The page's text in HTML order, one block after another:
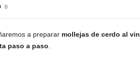
0
a preparar mollejas de cerdo al
paso a paso